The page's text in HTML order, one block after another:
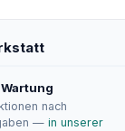
nach
— in unserer